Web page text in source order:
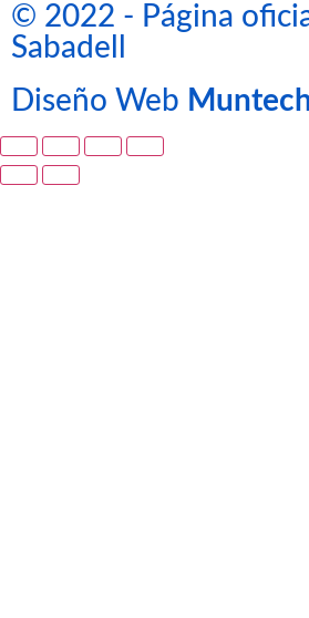
© 2022 - Página
Sabadell
Diseño Web